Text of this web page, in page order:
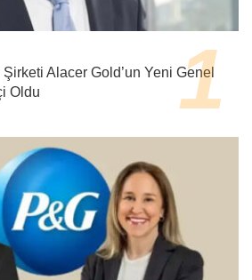
Alacer Gold’un Yeni Genel
Oldu